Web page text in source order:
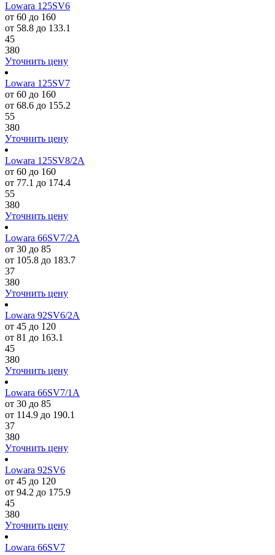
Lowara 125SV6
от 60 до 160
от 58.8 до 133.1
45
380
Уточнить цену
Lowara 125SV7
от 60 до 160
от 68.6 до 155.2
55
380
Уточнить цену
Lowara 125SV8/2A
от 60 до 160
от 77.1 до 174.4
55
380
Уточнить цену
Lowara 66SV7/2A
от 30 до 85
от 105.8 до 183.7
37
380
Уточнить цену
Lowara 92SV6/2A
от 45 до 120
от 81 до 163.1
45
380
Уточнить цену
Lowara 66SV7/1A
от 30 до 85
от 114.9 до 190.1
37
380
Уточнить цену
Lowara 92SV6
от 45 до 120
от 94.2 до 175.9
45
380
Уточнить цену
Lowara 66SV7